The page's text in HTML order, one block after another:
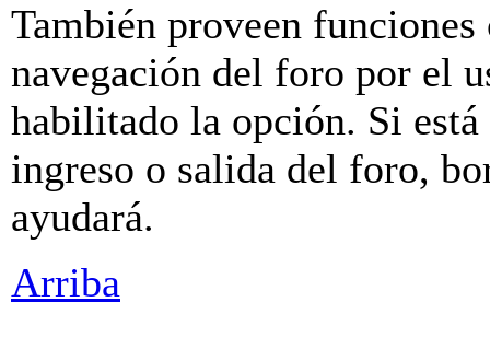
También proveen
navegación del foro por el
habilitado la opción. Si
ingreso o salida del foro,
ayudará.
Arriba